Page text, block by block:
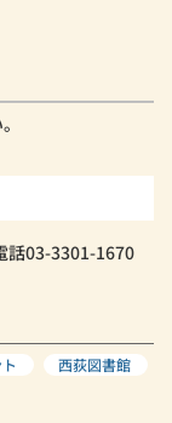
話03-3301-1670
西荻図書館